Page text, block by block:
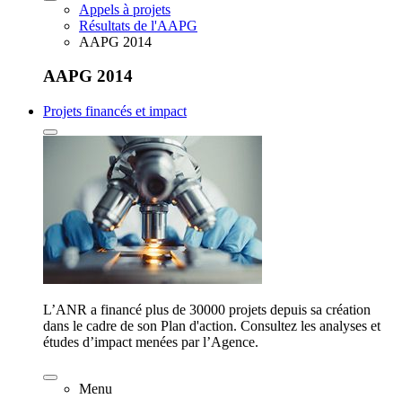
Appels à projets
Résultats de l'AAPG
AAPG 2014
AAPG 2014
Projets financés et impact
L’ANR a financé plus de 30000 projets depuis sa création
dans le cadre de son Plan d'action. Consultez les analyses et
études d’impact menées par l’Agence.
Menu